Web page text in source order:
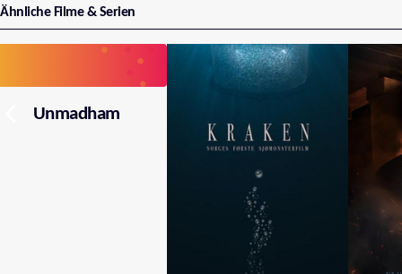
Ähnliche Filme & Serien
Unmadham